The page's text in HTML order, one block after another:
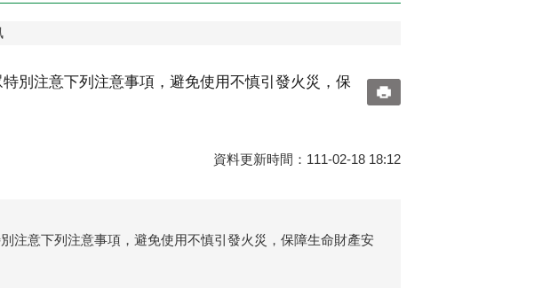
別注意下列注意事項，避免使用不慎引發火災，保
資料更新時間：111-02-18 18:12
注意下列注意事項，避免使用不慎引發火災，保障生命財產安